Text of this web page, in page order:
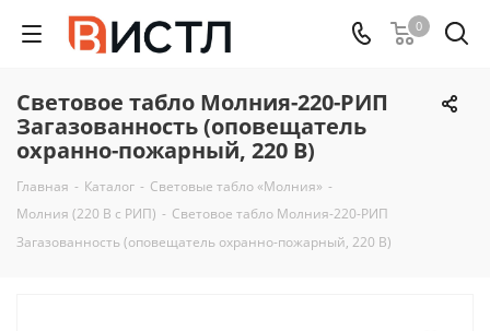
0
Световое табло Молния-220-РИП
Загазованность (оповещатель
охранно-пожарный, 220 В)
Главная - Каталог - Световые табло «Молния» -
Молния (220 В с РИП) - Световое табло Молния-220-РИП
Загазованность (оповещатель охранно-пожарный, 220 В)